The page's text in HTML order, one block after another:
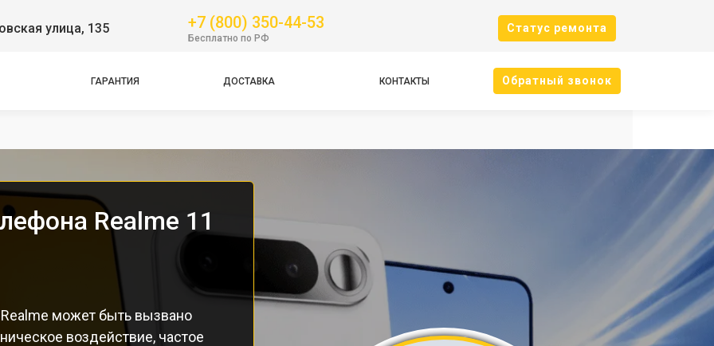
улица, 135 +7 (800) 350-44-53
Бесплатно по РФ
Cтатус ремонта
ГАРАНТИЯ ДОСТАВКА КОНТАКТЫ Oбратный звонок
Realme 11
может быть вызвано
воздействие, частое